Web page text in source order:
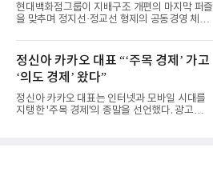
현대백화점그룹이 지배구조 개편의 마지막 퍼즐
을 맞추며 정지선·정교선 형제의 공동경영 체제
정신아 카카오 대표 “‘주목 경제’ 가고
‘의도 경제’ 왔다”
정신아 카카오 대표는 인터넷과 모바일 시대를
지탱한 '주목 경제'의 종말을 선언했다. 광고를